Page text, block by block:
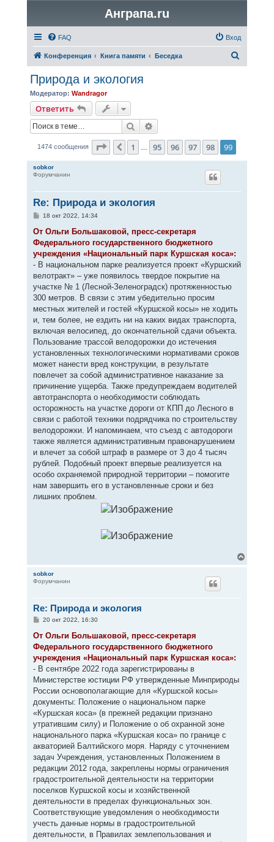
Анграпа.ru
FAQ Вход
Конференция Книга памяти Беседка
Природа и экология
Модератор: Wandragor
Ответить
Поиск
1474 сообщения Страница 99из99
Пред.
1 95 96 97 98 99
sobkor
Форумчанин
Re: Природа и экология
С
о
щ
е
н
и
е
18 окт 2022, 14:34
От Ольги Большаковой, пресс-секретаря
Федерального государственного бюджетного
учреждения «Национальный парк Куршская коса»:
- В национальном парке реализуется проект «Куршский
велотракт» – уже появилось твердое покрытие на
участке № 1 (Лесной-Зеленоградск) протяженностью
300 метров. В связи с этим убедительно просим
местных жителей и гостей «Куршской косы» не ходить
и, тем более, не ездить ни на каких видах транспорта,
включая велосипед, до окончательной сдачи объекта.
Пользование трассой велодорожки до истечения
установленных технологическими нормативами сроков
может нанести вред конструкции, в результате
повлечет за собой административное наказание за
причинение ущерба. Также предупреждаем водителей
автотранспорта о необходимости соблюдать
осторожность на участке дороги от КПП до Лесного в
связи с работой техники подрядчика по строительству
велодорожки. И напоминаем, что съезд с автодороги
также является административным правонарушением
и влечет за собой штраф в размере от 3 до 4 тысяч
рублей. Подобный проект впервые реализуется на
особо охраняемой природной территории – помогите
нам завершить его в установленные сроки и без
лишних проблем.
е
sobkor
Форумчанин
Re: Природа и экология
С
о
щ
е
н
и
е
20 окт 2022, 16:30
От Ольги Большаковой, пресс-секретаря
Федерального государственного бюджетного
учреждения «Национальный парк Куршская коса»:
- В сентябре 2022 года зарегистрированы в
Министерстве юстиции РФ утвержденные Минприроды
России основополагающие для «Куршской косы»
документы: Положение о национальном парке
«Куршская коса» (в прежней редакции признано
утратившим силу) и Положение о об охранной зоне
национального парка «Куршская коса» по границе с
акваторией Балтийского моря. Наряду с уточнением
задач Учреждения, установленных Положением в
редакции 2012 года, закреплены нормы ограничения
градостроительной деятельности на территории
поселков Куршской косы и хозяйственной
деятельности в пределах функциональных зон.
Соответствующие уведомления о необходимости
учесть данные нормы в градостроительной
деятельности, в Правилах землепользования и